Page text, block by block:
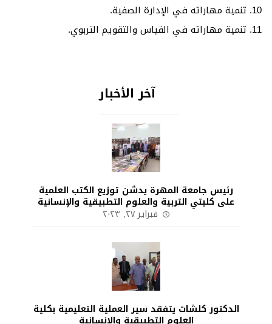
تنمية مهاراته في الإدارة الصفية.
تنمية مهاراته في القياس والتقويم التربوي.
آخر الأخبار
رئيس جامعة المهرة يدشن توزيع الكتب العلمية
على كليتي التربية والعلوم التطبيقية والإنسانية
فبراير ٢٧, ٢٠٢٣
الدكتور كلشات يتفقد سير العملية التعليمية بكلية
العلوم التطبيقية والإنسانية